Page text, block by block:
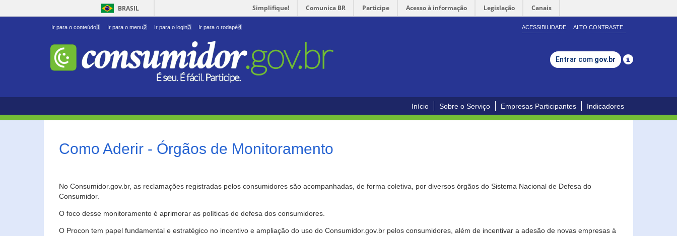
BRASIL Simplifique! Comunica BR Participe Acesso à informação Legislação Canais
Ir para o conteúdo1 Ir para o menu2 Ir para o login3 Ir para o rodapé4 ACESSIBILIDADE ALTO CONTRASTE
Entrar com gov.br
Início Sobre o Serviço Empresas Participantes Indicadores
Como Aderir - Órgãos de Monitoramento
No Consumidor.gov.br, as reclamações registradas pelos consumidores são acompanhadas, de forma coletiva, por diversos órgãos do Sistema Nacional de Defesa do
Consumidor.
O foco desse monitoramento é aprimorar as políticas de defesa dos consumidores.
O Procon tem papel fundamental e estratégico no incentivo e ampliação do uso do Consumidor.gov.br pelos consumidores, além de incentivar a adesão de novas empresas à